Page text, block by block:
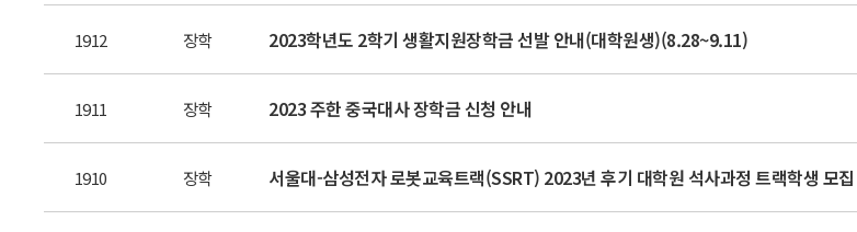
1912 장학 2023학년도 2학기 생활지원장학금 선발 안내(대학원생)(8.28~9.11)
1911 장학 2023 주한 중국대사 장학금 신청 안내
1910 장학 서울대-삼성전자 로봇교육트랙(SSRT) 2023년 후기 대학원 석사과정 트랙학생 모집